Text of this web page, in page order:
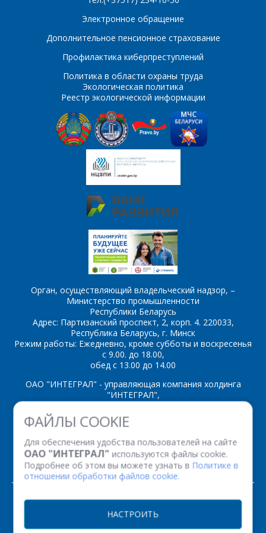
ФАЙЛЫ COOKIE
Для обеспечения удобства пользователей на сайте
ОАО "ИНТЕГРАЛ" используются файлы cookie.
Подробнее об этом вы можете узнать в Политике в
отношении обработки файлов cookie.
НАСТРОИТЬ
ПОИСК
Электронное обращение
Дополнительное пенсионное страхование
Профилактика киберпреступлений
Политика в области охраны труда
Экологическая политика
Реестр экологической информации
Орган, осуществляющий владельческий надзор, –
Министерство промышленности
Республики Беларусь
Адрес: Партизанский проспект, 2, корп. 4. 220033,
Республика Беларусь, г. Минск
Режим работы: Ежедневно, кроме субботы и воскресенья
с 9.00. до 18.00,
обед с 13.00 до 14.00
ОАО "ИНТЕГРАЛ" - управляющая компания холдинга
"ИНТЕГРАЛ",
ул. Казинца И.П., д.121А, комната 327, г. Минск, 220108,
Республика Беларусь
Факс: (+375 17) 338 12 94 УНП 100386629
Рег. номер 100386629 от 01.08.2013 г.
© 2026. Все права защищены.
E-mail*
Интересующий товар/
услуга, их количество
*
Комментарий*
*- обязательные
услуга
Сообщение *
Я согласен на
обработку
персональных данных*
*- обязательные
поля
ОТПРАВИТЬ